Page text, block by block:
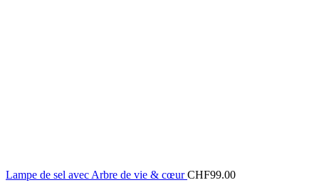
Lampe de sel avec Arbre de vie & cœurCHF99.00